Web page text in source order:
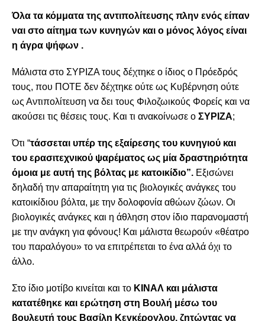
Όλα τα κόμματα της αντιπολίτευσης πλην ενός είπαν
ναι στο αίτημα των κυνηγών και ο μόνος λόγος είναι
η άγρα ψήφων .
Μάλιστα στο ΣΥΡΙΖΑ τους δέχτηκε ο ίδιος ο Πρόεδρός
τους, που ΠΟΤΕ δεν δέχτηκε ούτε ως Κυβέρνηση ούτε
ως Αντιπολίτευση να δει τους Φιλοζωικούς Φορείς και να
ακούσει τις θέσεις τους. Και τι ανακοίνωσε ο ΣΥΡΙΖΑ;
Ότι “τάσσεται υπέρ της εξαίρεσης του κυνηγιού και
του ερασιτεχνικού ψαρέματος ως μία δραστηριότητα
όμοια με αυτή της βόλτας με κατοικίδιο”. Εξισώνει
δηλαδή την απαραίτητη για τις βιολογικές ανάγκες του
κατοικίδιου βόλτα, με την δολοφονία αθώων ζώων. Οι
βιολογικές ανάγκες και η άθληση στον ίδιο παρανομαστή
με την ανάγκη για φόνους! Και μάλιστα θεωρούν «θέατρο
του παραλόγου» το να επιτρέπεται το ένα αλλά όχι το
άλλο.
Στο ίδιο μοτίβο κινείται και το ΚΙΝΑΛ και μάλιστα
κατατέθηκε και ερώτηση στη Βουλή μέσω του
βουλευτή τους Βασίλη Κεγκέρογλου, ζητώντας να